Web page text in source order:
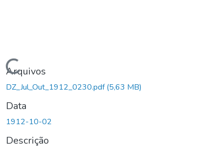
Carregando...
Arquivos
DZ_Jul_Out_1912_0230.pdf(5,63 MB)
Data
1912-10-02
Descrição